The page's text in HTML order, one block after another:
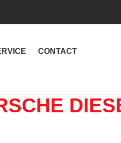
CONTACT